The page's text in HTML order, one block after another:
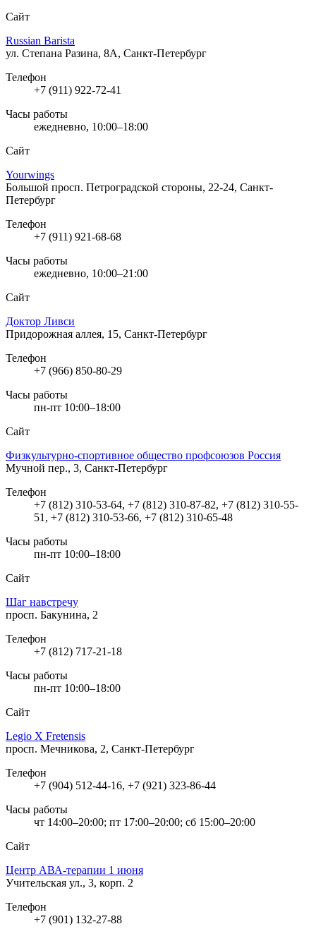
Сайт
Russian Barista
ул. Степана Разина, 8А, Санкт-Петербург
Телефон
+7 (911) 922-72-41
Часы работы
ежедневно, 10:00–18:00
Сайт
Yourwings
Большой просп. Петроградской стороны, 22-24, Санкт-
Петербург
Телефон
+7 (911) 921-68-68
Часы работы
ежедневно, 10:00–21:00
Сайт
Доктор Ливси
Придорожная аллея, 15, Санкт-Петербург
Телефон
+7 (966) 850-80-29
Часы работы
пн-пт 10:00–18:00
Сайт
Физкультурно-спортивное общество профсоюзов Россия
Мучной пер., 3, Санкт-Петербург
Телефон
+7 (812) 310-53-64, +7 (812) 310-87-82, +7 (812) 310-55-
51, +7 (812) 310-53-66, +7 (812) 310-65-48
Часы работы
пн-пт 10:00–18:00
Сайт
Шаг навстречу
просп. Бакунина, 2
Телефон
+7 (812) 717-21-18
Часы работы
пн-пт 10:00–18:00
Сайт
Legio X Fretensis
просп. Мечникова, 2, Санкт-Петербург
Телефон
+7 (904) 512-44-16, +7 (921) 323-86-44
Часы работы
чт 14:00–20:00; пт 17:00–20:00; сб 15:00–20:00
Сайт
Центр АВА-терапии 1 июня
Учительская ул., 3, корп. 2
Телефон
+7 (901) 132-27-88